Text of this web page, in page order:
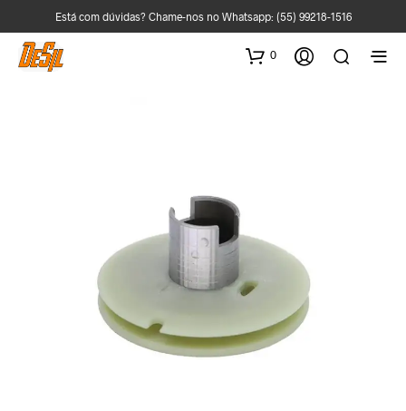
Está com dúvidas? Chame-nos no Whatsapp: (55) 99218-1516
0